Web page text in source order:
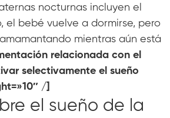
nocturnas incluyen el
el bebé vuelve a dormirse, pero
mientras aún está
relacionada con el
selectivamente el sueño
/]
el sueño de la